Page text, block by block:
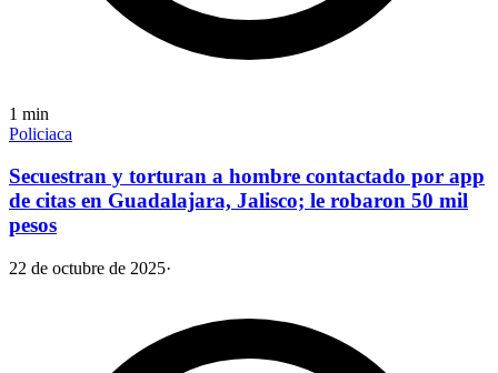
1 min
Policiaca
Secuestran y torturan a hombre contactado por app
de citas en Guadalajara, Jalisco; le robaron 50 mil
pesos
22 de octubre de 2025·